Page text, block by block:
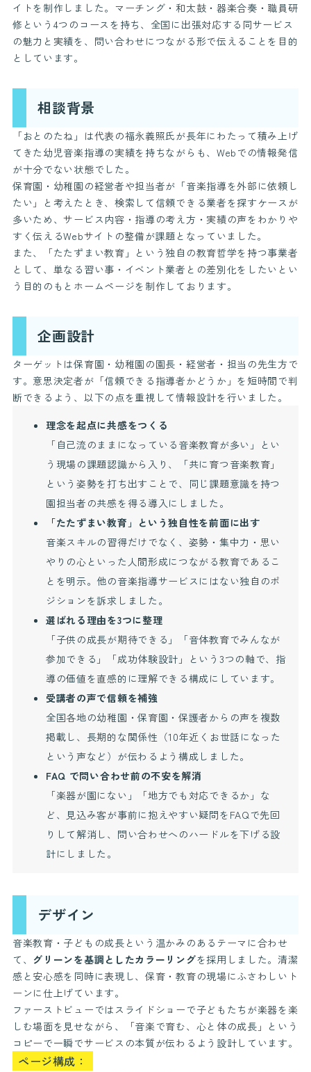
イトを制作しました。マーチング・和太鼓・器楽合奏・職員研
修という4つのコースを持ち、全国に出張対応する同サービス
の魅力と実績を、問い合わせにつながる形で伝えることを目的
としています。
相談背景
「おとのたね」は代表の福永義照氏が長年にわたって積み上げ
てきた幼児音楽指導の実績を持ちながらも、Webでの情報発信
が十分でない状態でした。
保育園・幼稚園の経営者や担当者が「音楽指導を外部に依頼し
たい」と考えたとき、検索して信頼できる業者を探すケースが
多いため、サービス内容・指導の考え方・実績の声をわかりや
すく伝えるWebサイトの整備が課題となっていました。
また、「たたずまい教育」という独自の教育哲学を持つ事業者
として、単なる習い事・イベント業者との差別化をしたいとい
う目的のもとホームページを制作しております。
企画設計
ターゲットは保育園・幼稚園の園長・経営者・担当の先生方で
す。意思決定者が「信頼できる指導者かどうか」を短時間で判
断できるよう、以下の点を重視して情報設計を行いました。
理念を起点に共感をつくる
「自己流のままになっている音楽教育が多い」とい
う現場の課題認識から入り、「共に育つ音楽教育」
という姿勢を打ち出すことで、同じ課題意識を持つ
園担当者の共感を得る導入にしました。
「たたずまい教育」という独自性を前面に出す
音楽スキルの習得だけでなく、姿勢・集中力・思い
やりの心といった人間形成につながる教育であるこ
とを明示。他の音楽指導サービスにはない独自のポ
ジションを訴求しました。
選ばれる理由を3つに整理
「子供の成長が期待できる」「音体教育でみんなが
参加できる」「成功体験設計」という3つの軸で、指
導の価値を直感的に理解できる構成にしています。
受講者の声で信頼を補強
全国各地の幼稚園・保育園・保護者からの声を複数
掲載し、長期的な関係性（10年近くお世話になった
という声など）が伝わるよう構成しました。
FAQ で問い合わせ前の不安を解消
「楽器が園にない」「地方でも対応できるか」な
ど、見込み客が事前に抱えやすい疑問をFAQで先回
りして解消し、問い合わせへのハードルを下げる設
計にしました。
デザイン
音楽教育・子どもの成長という温かみのあるテーマに合わせ
て、 グリーンを基調としたカラーリングを採用しました。清潔
感と安心感を同時に表現し、保育・教育の現場にふさわしいト
ーンに仕上げています。
ファーストビューではスライドショーで子どもたちが楽器を楽
しむ場面を見せながら、「音楽で育む、心と体の成長」という
コピーで一瞬でサービスの本質が伝わるよう設計しています。
ページ構成：